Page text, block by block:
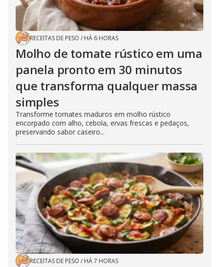
RECEITAS DE PESO / HÁ 6 HORAS
Molho de tomate rústico em uma
panela pronto em 30 minutos
que transforma qualquer massa
simples
Transforme tomates maduros em molho rústico
encorpado com alho, cebola, ervas frescas e pedaços,
preservando sabor caseiro...
RECEITAS DE PESO / HÁ 7 HORAS